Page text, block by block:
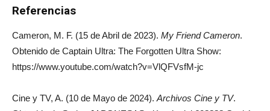
Referencias
Cameron, M. F. (15 de Abril de 2023). My Friend Cameron.
Obtenido de Captain Ultra: The Forgotten Ultra Show:
https://www.youtube.com/watch?v=VlQFVsfM-jc
Cine y TV, A. (10 de Mayo de 2024). Archivos Cine y TV.